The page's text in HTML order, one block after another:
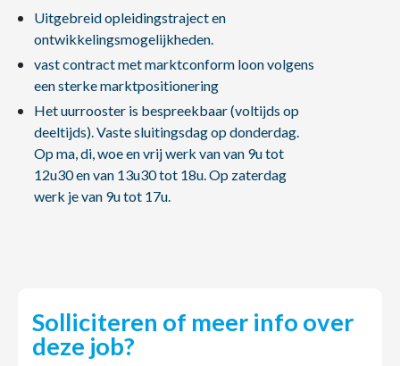
Uitgebreid opleidingstraject en
ontwikkelingsmogelijkheden.
vast contract met marktconform loon volgens
een sterke marktpositionering
Het uurrooster is bespreekbaar (voltijds op
deeltijds). Vaste sluitingsdag op donderdag.
Op ma, di, woe en vrij werk van van 9u tot
12u30 en van 13u30 tot 18u. Op zaterdag
werk je van 9u tot 17u.
Solliciteren of meer info over
deze job?